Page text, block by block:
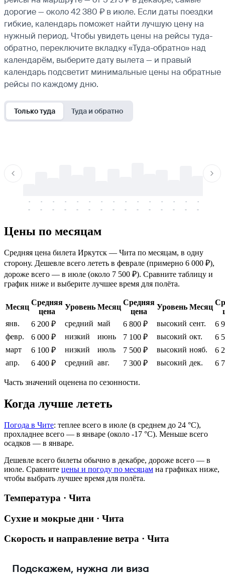
дорогие — около 42 380 ₽ в июле. Если даты поездки
гибкие, календарь поможет найти лучшую цену на
нужный период. Чтобы увидеть цены на рейсы туда-
обратно, переключите вкладку «Туда-обратно» над
календарём, выберите дату вылета — и правый
календарь подсветит минимальные цены на обратные
рейсы по каждому дню.
Только туда Туда и обратно
-
-
-
-
-
-
-
-
-
-
-
-
-
-
-
-
-
-
-
-
-
-
-
-
-
-
-
-
-
-
Цены по месяцам
Средняя цена билета Иркутск — Чита по месяцам, в одну
сторону. Дешевле всего лететь в феврале (примерно 6 000 ₽),
дороже всего — в июле (около 7 500 ₽). Сравните таблицу и
график ниже и выберите лучшее время для полёта.
Месяц
Средняя
цена
Уровень Месяц
Средняя
цена
Уровень Месяц
янв.
6 200 ₽ средний май 6 800 ₽ высокий сент.
6
февр.
6 000 ₽ низкий июнь 7 100 ₽ высокий окт.
6
март
6 100 ₽ низкий июль 7 500 ₽ высокий нояб.
6
апр.
6 400 ₽ средний авг. 7 300 ₽ высокий дек. 6
Часть значений оценена по сезонности.
Когда лучше лететь
Погода в Чите: теплее всего в июле (в среднем до 24 °C),
прохладнее всего — в январе (около -17 °C). Меньше всего
осадков — в январе.
Дешевле всего билеты обычно в декабре, дороже всего — в
июле. Сравните цены и погоду по месяцам на графиках ниже,
чтобы выбрать лучшее время для полёта.
Температура · Чита
Сухие и мокрые дни · Чита
Скорость и направление ветра · Чита
Подскажем, нужна ли виза